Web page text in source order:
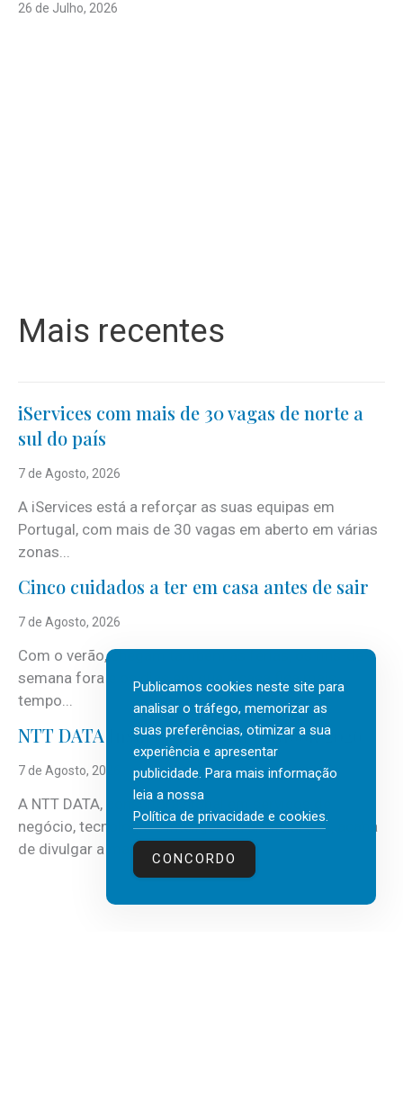
26 de Julho, 2026
Mais recentes
iServices com mais de 30 vagas de norte a
sul do país
7 de Agosto, 2026
A iServices está a reforçar as suas equipas em
Portugal, com mais de 30 vagas em aberto em várias
zonas...
Cinco cuidados a ter em casa antes de sair
7 de Agosto, 2026
Com o verão, chegam também as férias, os fins-de-
semana fora e os dias em que a casa fica mais
tempo...
NTT DATA Insurtech Global Outlook 2026
7 de Agosto, 2026
A NTT DATA, consultora global em serviços de
negócio, tecnologia e inteligência artificial (IA), acaba
de divulgar a mais recente...
Publicamos cookies neste site para
analisar o tráfego, memorizar as
suas preferências, otimizar a sua
experiência e apresentar
publicidade. Para mais informação
leia a nossa
Política de privacidade e cookies.
CONCORDO